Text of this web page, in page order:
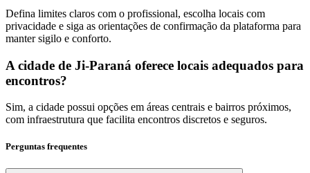
Defina limites claros com o profissional, escolha locais com
privacidade e siga as orientações de confirmação da plataforma para
manter sigilo e conforto.
A cidade de Ji-Paraná oferece locais adequados para
encontros?
Sim, a cidade possui opções em áreas centrais e bairros próximos,
com infraestrutura que facilita encontros discretos e seguros.
Perguntas frequentes